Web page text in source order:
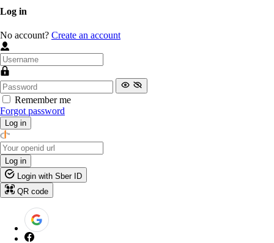
Log in
No account? Create an account
Remember me
Forgot password
Log in
Log in
Login with Sber ID
QR code